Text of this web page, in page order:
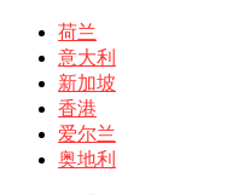
荷兰
意大利
新加坡
香港
爱尔兰
奥地利